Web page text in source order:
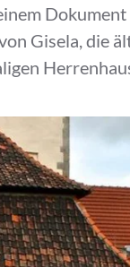
Gisela, die